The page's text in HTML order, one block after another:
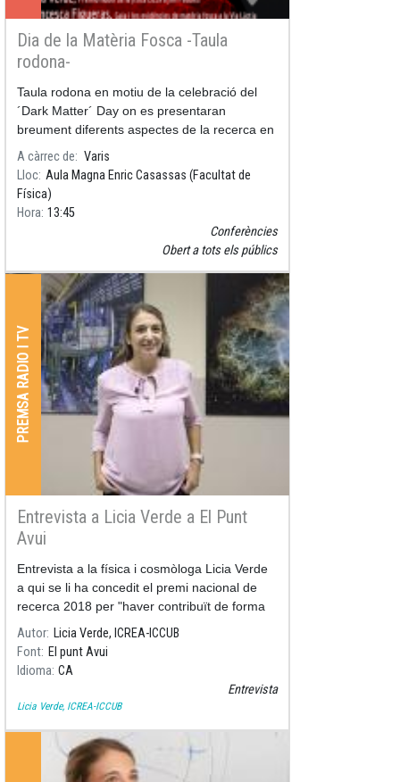
Dia de la Matèria Fosca -Taula
rodona-
Taula rodona en motiu de la celebració del
´Dark Matter´ Day on es presentaran
breument diferents aspectes de la recerca en
aquest tema al nostre Institut per donar pas a
un ampli torn de preguntes
A càrrec de
Varis
Lloc Aula Magna Enric Casassas (Facultat de
Física)
Hora 13:45
Conferències
Obert a tots els públics
PREMSA RADIO I TV
Entrevista a Licia Verde a El Punt
Avui
Entrevista a la física i cosmòloga Licia Verde
a qui se li ha concedit el premi nacional de
recerca 2018 per "haver contribuït de forma
decisiva a entendre com es distribueixen la
matèria i l'energia fosca a l'univers"
Autor Licia Verde, ICREA-ICCUB
Font El punt Avui
Idioma CA
Entrevista
Licia Verde, ICREA-ICCUB